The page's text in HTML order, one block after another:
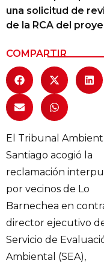
Siguenos
una solicitud de
de la RCA del
COMPARTIR
El Tribunal
Santiago acogió la
reclamación
por vecinos de Lo
Barnechea en
director ejecutivo
Servicio de
Ambiental (SEA),